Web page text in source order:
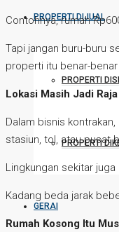
PROPERTI DIJUAL
PROPERTI
PROPERTI
GERAI
Contohnya, rumah
Tapi jangan buru-buru
properti itu benar-
Lokasi Masih Jadi Raja
Dalam bisnis
stasiun, tol, atau pusat
Lingkungan sekitar
Kadang beda jarak
Rumah Kosong Itu